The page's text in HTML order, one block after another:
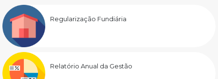
Regularização Fundiária
Relatório Anual da Gestão